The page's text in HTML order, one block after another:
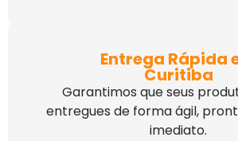
Entrega Rápida
Curitiba
Garantimos que seus
entregues de forma ágil,
imediato.